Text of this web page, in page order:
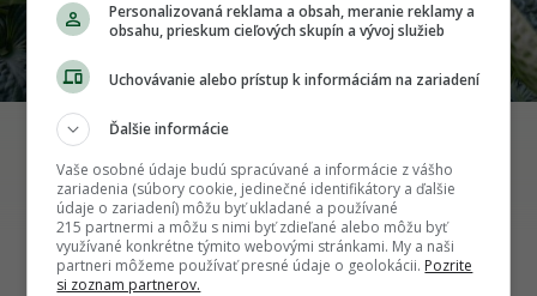
Hosta ‘Elegans’ Foto: Shutterstock
Späť na článok
Dlhoveká, nenáročná a vďačná záhradná
rastlina. Taká je funkia! Ako ju pestovať?
Personalizovaná reklama a obsah, meranie reklamy a
obsahu, prieskum cieľových skupín a vývoj služieb
Uchovávanie alebo prístup k informáciám na zariadení
Ďalšie informácie
Vaše osobné údaje budú spracúvané a informácie z vášho
zariadenia (súbory cookie, jedinečné identifikátory a ďalšie
údaje o zariadení) môžu byť ukladané a používané
215 partnermi a môžu s nimi byť zdieľané alebo môžu byť
využívané konkrétne týmito webovými stránkami. My a naši
partneri môžeme používať presné údaje o geolokácii. Pozrite
si zoznam partnerov.